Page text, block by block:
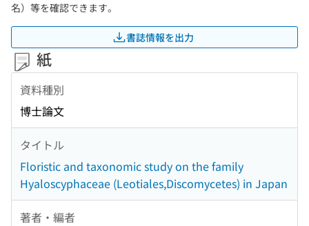
名）等を確認できます。
書誌情報を出力
紙
資料種別
博士論文
タイトル
Floristic and taxonomic study on the family
Hyaloscyphaceae (Leotiales,Discomycetes) in Japan
著者・編者